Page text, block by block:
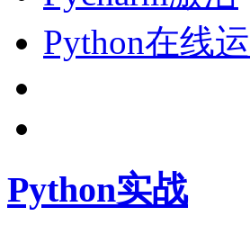
Python在线
Python实战